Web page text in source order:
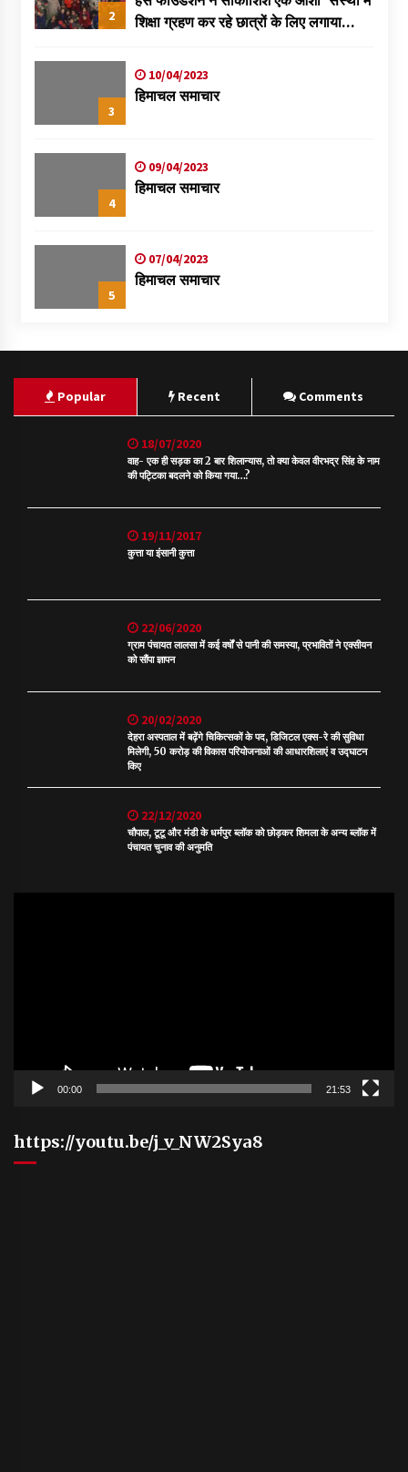
2
शिक्षा ग्रहण कर रहे छात्रों के लिए लगाया
3
10/04/2023
हिमाचल समाचार
4
09/04/2023
हिमाचल समाचार
5
07/04/2023
हिमाचल समाचार
Popular Recent Comments
18/07/2020
वाह- एक ही सड़क का 2 बार शिलान्यास, तो क्या केवल वीरभद्र सिंह के नाम
की पट्टिका बदलने को किया गया…?
19/11/2017
कुत्ता या इंसानी कुत्ता
22/06/2020
ग्राम पंचायत लालसा में कई वर्षों से पानी की समस्या, प्रभावितों ने एक्सीयन
को सौंपा ज्ञापन
20/02/2020
देहरा अस्पताल में बढ़ेंगे चिकित्सकों के पद, डिजिटल एक्स-रे की सुविधा
मिलेगी, 50 करोड़ की विकास परियोजनाओं की आधारशिलाएं व उद्घाटन
किए
22/12/2020
चौपाल, टूटू और मंडी के धर्मपुर ब्लॉक को छोड़कर शिमला के अन्य ब्लॉक में
पंचायत चुनाव की अनुमति
00:00 21:53
https://youtu.be/j_v_NW2Sya8